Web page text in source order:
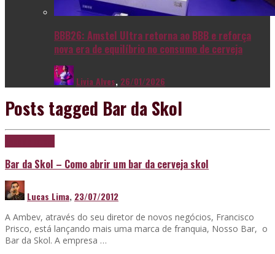
BBB26: Amstel Ultra retorna ao BBB e reforça
nova era de equilíbrio no consumo de cerveja
Livia Alves, 26/01/2026
Posts tagged Bar da Skol
Bar da Skol – Como abrir um bar da cerveja skol
Lucas Lima, 23/07/2012
A Ambev, através do seu diretor de novos negócios, Francisco
Prisco, está lançando mais uma marca de franquia, Nosso Bar, o
Bar da Skol. A empresa …